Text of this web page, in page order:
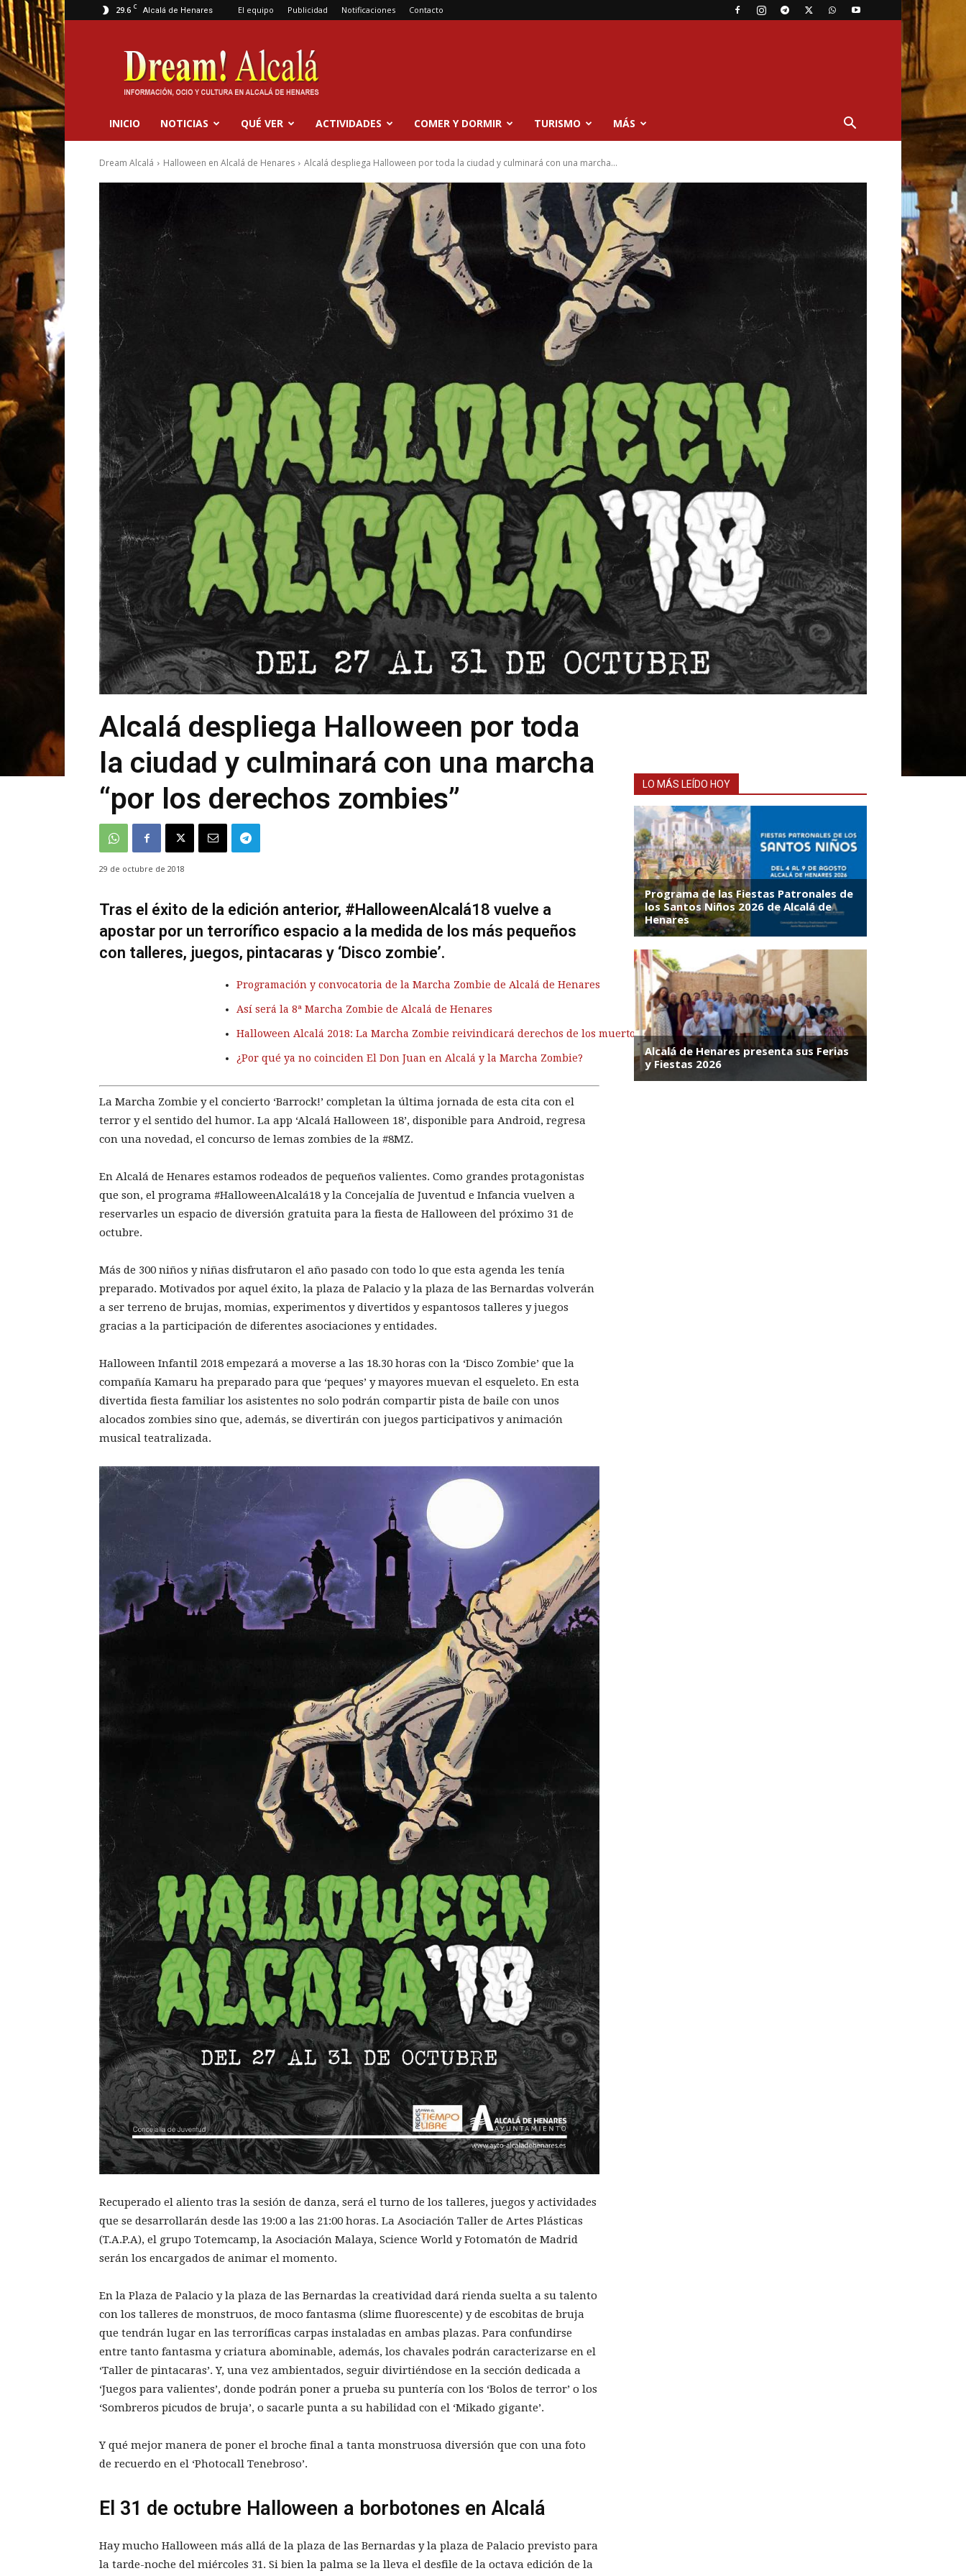
29.6 C Alcalá de Henares El equipo Publicidad Notificaciones Contacto
Dream
Alcalá
INICIO NOTICIAS QUÉ VER ACTIVIDADES COMER Y DORMIR TURISMO MÁS
Dream Alcalá Halloween en Alcalá de Henares Alcalá despliega Halloween por toda la ciudad y culminará con una marcha...
Alcalá despliega Halloween por toda
la ciudad y culminará con una marcha
“por los derechos zombies”
29 de octubre de 2018
Tras el éxito de la edición anterior, #HalloweenAlcalá18 vuelve a
apostar por un terrorífico espacio a la medida de los más pequeños
con talleres, juegos, pintacaras y ‘Disco zombie’.
Programación y convocatoria de la Marcha Zombie de Alcalá de Henares
Así será la 8ª Marcha Zombie de Alcalá de Henares
Halloween Alcalá 2018: La Marcha Zombie reivindicará derechos de los muertos vivientes
¿Por qué ya no coinciden El Don Juan en Alcalá y la Marcha Zombie?
La Marcha Zombie y el concierto ‘Barrock!’ completan la última jornada de esta cita con el
terror y el sentido del humor. La app ‘Alcalá Halloween 18’, disponible para Android, regresa
con una novedad, el concurso de lemas zombies de la #8MZ.
En Alcalá de Henares estamos rodeados de pequeños valientes. Como grandes protagonistas
que son, el programa #HalloweenAlcalá18 y la Concejalía de Juventud e Infancia vuelven a
reservarles un espacio de diversión gratuita para la fiesta de Halloween del próximo 31 de
octubre.
Más de 300 niños y niñas disfrutaron el año pasado con todo lo que esta agenda les tenía
preparado. Motivados por aquel éxito, la plaza de Palacio y la plaza de las Bernardas volverán
a ser terreno de brujas, momias, experimentos y divertidos y espantosos talleres y juegos
gracias a la participación de diferentes asociaciones y entidades.
Halloween Infantil 2018 empezará a moverse a las 18.30 horas con la ‘Disco Zombie’ que la
compañía Kamaru ha preparado para que ‘peques’ y mayores muevan el esqueleto. En esta
divertida fiesta familiar los asistentes no solo podrán compartir pista de baile con unos
alocados zombies sino que, además, se divertirán con juegos participativos y animación
musical teatralizada.
Recuperado el aliento tras la sesión de danza, será el turno de los talleres, juegos y actividades
que se desarrollarán desde las 19:00 a las 21:00 horas. La Asociación Taller de Artes Plásticas
(T.A.P.A), el grupo Totemcamp, la Asociación Malaya, Science World y Fotomatón de Madrid
serán los encargados de animar el momento.
En la Plaza de Palacio y la plaza de las Bernardas la creatividad dará rienda suelta a su talento
con los talleres de monstruos, de moco fantasma (slime fluorescente) y de escobitas de bruja
que tendrán lugar en las terroríficas carpas instaladas en ambas plazas. Para confundirse
entre tanto fantasma y criatura abominable, además, los chavales podrán caracterizarse en el
‘Taller de pintacaras’. Y, una vez ambientados, seguir divirtiéndose en la sección dedicada a
‘Juegos para valientes’, donde podrán poner a prueba su puntería con los ‘Bolos de terror’ o los
‘Sombreros picudos de bruja’, o sacarle punta a su habilidad con el ‘Mikado gigante’.
Y qué mejor manera de poner el broche final a tanta monstruosa diversión que con una foto
de recuerdo en el ‘Photocall Tenebroso’.
El 31 de octubre Halloween a borbotones en Alcalá
Hay mucho Halloween más allá de la plaza de las Bernardas y la plaza de Palacio previsto para
la tarde-noche del miércoles 31. Si bien la palma se la lleva el desfile de la octava edición de la
LO MÁS LEÍDO HOY